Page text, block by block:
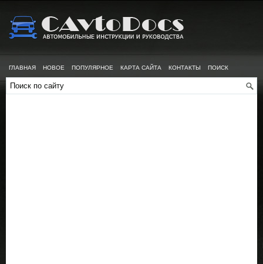
ГЛАВНАЯ НОВОЕ ПОПУЛЯРНОЕ КАРТА САЙТА КОНТАКТЫ ПОИСК